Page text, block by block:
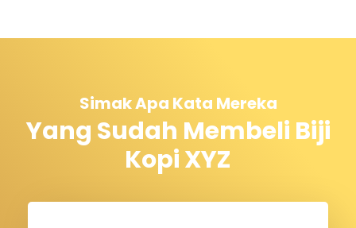
Simak Apa Kata Mereka
Yang Sudah Membeli Biji
Kopi XYZ